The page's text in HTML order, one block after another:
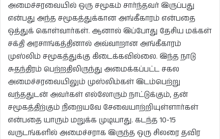
அமைச்சரவையில் ஒரு சமூகம் சார்ந்தவர் இருப்பது
என்பது அந்த சமூகத்துக்கான அங்கீகாரம் என்பதை
ஒத்துக் கொள்வார்கள். ஆனால் இப்போது தேசிய மக்கள்
சக்தி அரசாங்கத்தினால் அவ்வாறான அங்கீகாரம்
முஸ்லிம் சமூகத்துக்கு கிடைக்கவில்லை. இந்த நாடு
சுதந்திரம் பெற்றதிலிருந்து அமைக்கப்பட்ட சகல
அமைச்சரவையிலும் முஸ்லிம்கள் இடம்பெற்று
வந்ததுடன் அவர்கள் எல்லோரும் நாட்டுக்கும், தன்
சமூகத்திற்கும் நிறையவே சேவையாற்றியுள்ளார்கள்
என்பதை யாரும் மறுக்க முடியாது. கடந்த 10-15
வருடங்களில் அமைச்சராக இருந்த ஒரு சிலரை தவிர